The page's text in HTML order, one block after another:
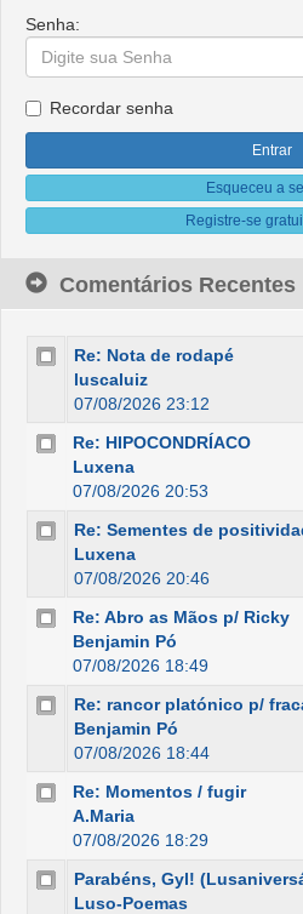
Senha:
Recordar senha
Esqueceu a
Registre-se
Comentários Recentes
Re: Nota de rodapé
luscaluiz
07/08/2026 23:12
Re: HIPOCONDRÍACO
Luxena
07/08/2026 20:53
Re: Sementes de
Luxena
07/08/2026 20:46
Re: Abro as Mãos p/ Ricky
Benjamin Pó
07/08/2026 18:49
Re: rancor platónico p/
Benjamin Pó
07/08/2026 18:44
Re: Momentos / fugir
A.Maria
07/08/2026 18:29
Parabéns, Gyl!
Luso-Poemas